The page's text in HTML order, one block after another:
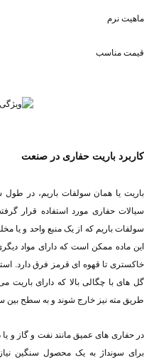
ماهیت نرم
قیمت مناسب
کاربرد باریت حفاری در صنعت
طریق مته نیز خارج شوند و به سطح بین